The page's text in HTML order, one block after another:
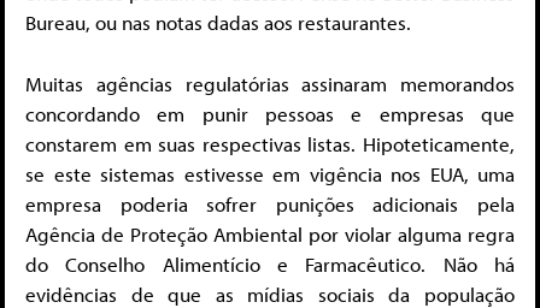
Bureau, ou nas notas dadas aos restaurantes.
Muitas agências regulatórias assinaram memorandos
concordando em punir pessoas e empresas que
constarem em suas respectivas listas. Hipoteticamente,
se este sistemas estivesse em vigência nos EUA, uma
empresa poderia sofrer punições adicionais pela
Agência de Proteção Ambiental por violar alguma regra
do Conselho Alimentício e Farmacêutico. Não há
evidências de que as mídias sociais da população